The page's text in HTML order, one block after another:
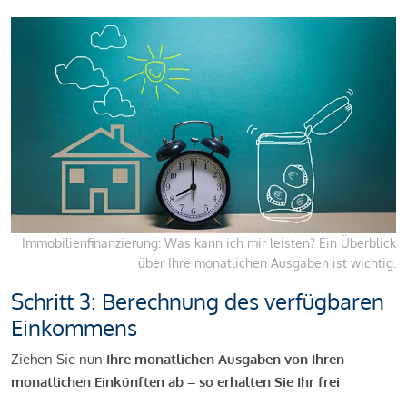
Immobilienfinanzierung: Was kann ich mir leisten? Ein Überblick
über Ihre monatlichen Ausgaben ist wichtig.
Schritt 3: Berechnung des verfügbaren
Einkommens
Ziehen Sie nun Ihre monatlichen Ausgaben von Ihren
monatlichen Einkünften ab – so erhalten Sie Ihr frei